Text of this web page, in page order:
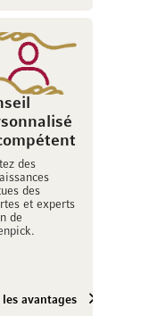
des
des
et experts
de
les avantages